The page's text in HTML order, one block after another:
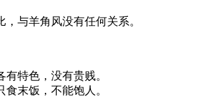
与羊角风没有任何关系。
特色，没有贵贱。
末饭，不能饱人。